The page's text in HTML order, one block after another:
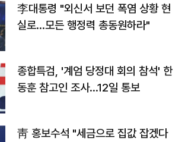
李대통령 "외신서 보던 폭염 상황 현
실로…모든 행정력 총동원하라"
종합특검, '계엄 당정대 회의 참석' 한
동훈 참고인 조사...12일 통보
靑 홍보수석 "세금으로 집값 잡겠다